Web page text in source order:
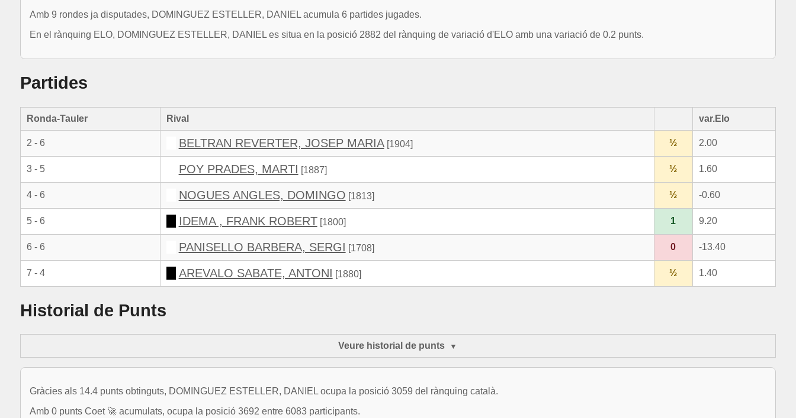
Amb 9 rondes ja disputades, DOMINGUEZ ESTELLER, DANIEL acumula 6 partides jugades.
En el rànquing ELO, DOMINGUEZ ESTELLER, DANIEL es situa en la posició 2882 del rànquing de variació d'ELO amb una variació de 0.2 punts.
Partides
Ronda-Tauler Rival var.Elo
2 - 6 BELTRAN REVERTER, JOSEP MARIA[1904] ½ 2.00
3 - 5 POY PRADES, MARTI [1887] ½ 1.60
4 - 6 NOGUES ANGLES, DOMINGO [1813] ½ -0.60
5 - 6 IDEMA , FRANK ROBERT [1800] 1 9.20
6 - 6 PANISELLO BARBERA, SERGI [1708] 0 -13.40
7 - 4 AREVALO SABATE, ANTONI [1880] ½ 1.40
Historial de Punts
Veure historial de punts
Gràcies als 14.4 punts obtinguts, DOMINGUEZ ESTELLER, DANIEL ocupa la posició 3059 del rànquing català.
Amb 0 punts Coet 🚀 acumulats, ocupa la posició 3692 entre 6083 participants.